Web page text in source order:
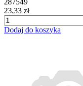
23,33 zł
Dodaj do koszyka